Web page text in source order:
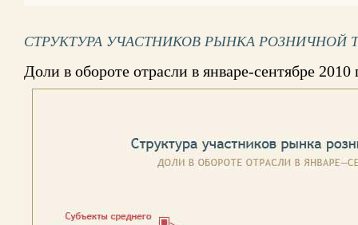
СТРУКТУРА УЧАСТНИКОВ РЫНКА РОЗНИЧНОЙ
Доли в обороте отрасли в январе-сентябре 2010